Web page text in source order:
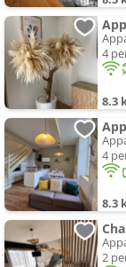
4
8.3
4
8.3
2